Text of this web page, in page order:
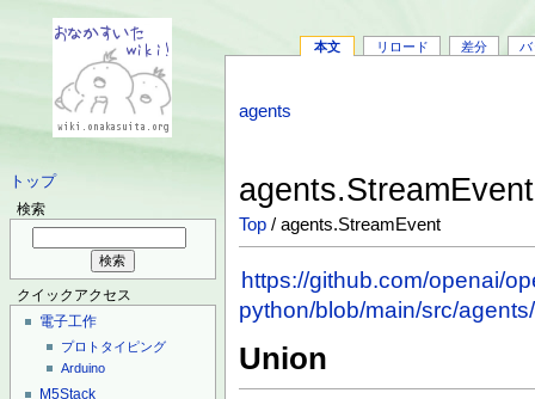
トップ
検索
クイックアクセス
電子工作
プロトタイピング
Arduino
M5Stack
本文 リロード 差分 バ
agents
Top / agents.StreamEvent
https://github.com/openai/
python/blob/main/src/
Union